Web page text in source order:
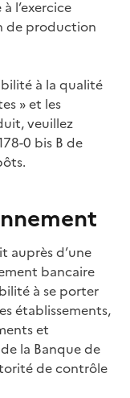
l’exercice
de production
à la qualité
» et les
veuillez
0 bis B de
auprès d’une
bancaire
à se porter
établissements,
et
la Banque de
de contrôle